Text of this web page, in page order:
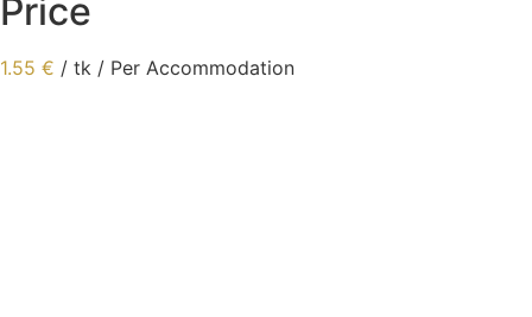
Price
1.55 € / tk / Per Accommodation